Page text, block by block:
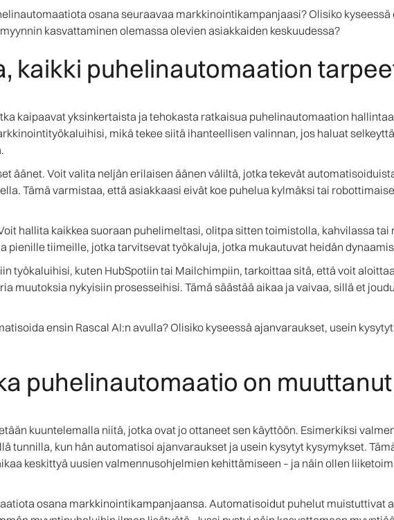
osana seuraavaa markkinointikampanjaasi? Olisiko
kasvattaminen olemassa olevien asiakkaiden keskuudessa?
kaikki puhelinautomaation
kaipaavat yksinkertaista ja tehokasta ratkaisua puhelinautomaation
mikä tekee siitä ihanteellisen valinnan, jos haluat
äänet. Voit valita neljän erilaisen äänen väliltä, jotka tekevät
Tämä varmistaa, että asiakkaasi eivät koe puhelua kylmäksi tai
hallita kaikkea suoraan puhelimeltasi, olitpa sitten toimistolla, kahvilassa tai
pienille tiimeille, jotka tarvitsevat työkaluja, jotka mukautuvat heidän
työkaluihisi, kuten HubSpotiin tai Mailchimpiin, tarkoittaa sitä, että voit
muutoksia nykyisiin prosesseihisi. Tämä säästää aikaa ja vaivaa, sillä et
ensin Rascal AI:n avulla? Olisiko kyseessä ajanvaraukset, usein
puhelinautomaatio on
kuuntelemalla niitä, jotka ovat jo ottaneet sen käyttöön. Esimerkiksi
tunnilla, kun hän automatisoi ajanvaraukset ja usein kysytyt kysymykset.
keskittyä uusien valmennusohjelmien kehittämiseen – ja näin ollen
osana markkinointikampanjaansa. Automatisoidut puhelut muistuttivat